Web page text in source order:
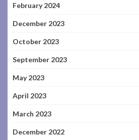
February 2024
December 2023
October 2023
September 2023
May 2023
April 2023
March 2023
December 2022